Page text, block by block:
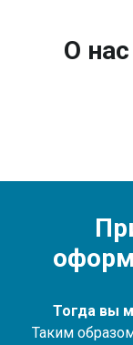
О
Тогда вы
Таким